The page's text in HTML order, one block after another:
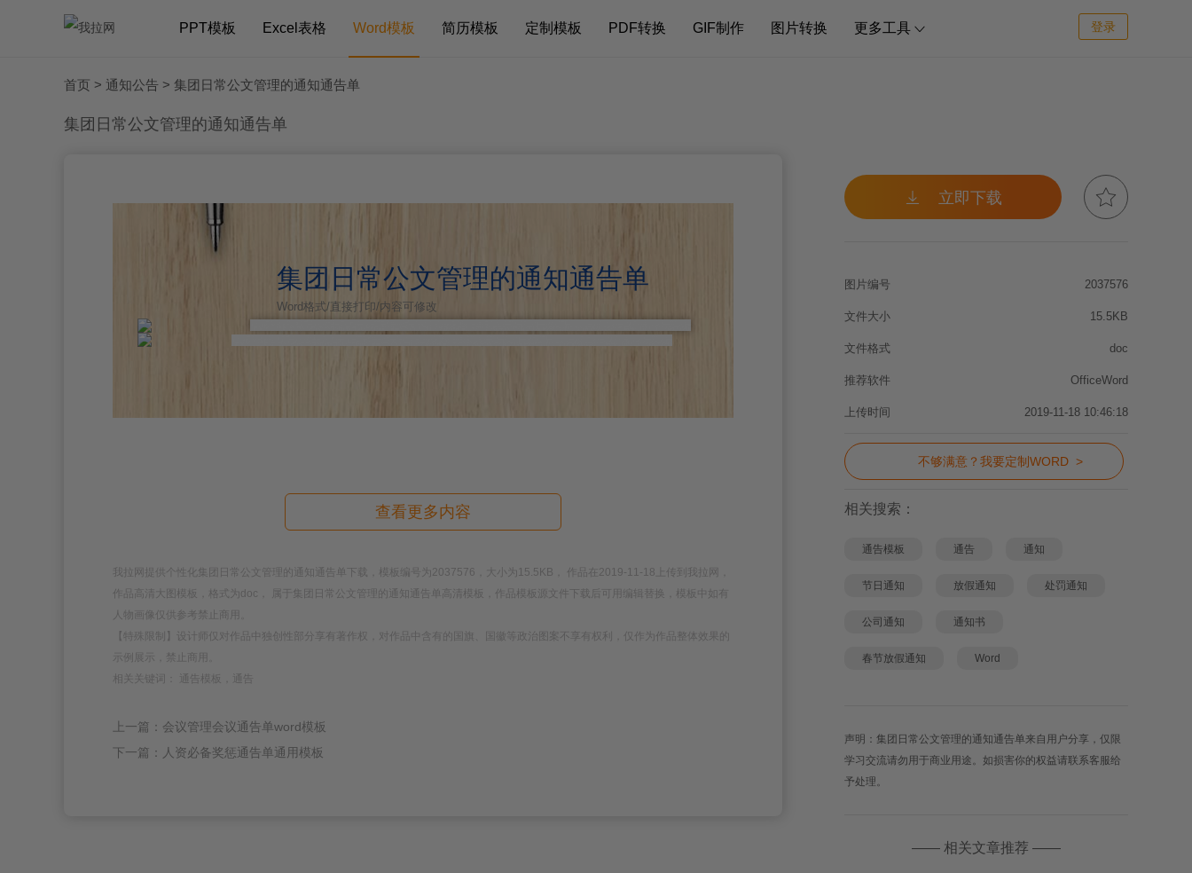
PPT模板 Excel表格 Word模板 简历模板 定制模板 PDF转换 GIF制作 图片转换 更多工具  登录
首页 > 通知公告 > 集团日常公文管理的通知通告单
集团日常公文管理的通知通告单
集团日常公文管理的通知通告单
Word格式/直接打印/内容可修改
查看更多内容
我拉网提供个性化集团日常公文管理的通知通告单下载，模板编号为2037576，大小为15.5KB， 作品在2019-11-18上传到我拉网，
作品高清大图模板，格式为doc， 属于集团日常公文管理的通知通告单高清模板，作品模板源文件下载后可用编辑替换，模板中如有
人物画像仅供参考禁止商用。
【特殊限制】设计师仅对作品中独创性部分享有著作权，对作品中含有的国旗、国徽等政治图案不享有权利，仅作为作品整体效果的
示例展示，禁止商用。
相关关键词： 通告模板，通告
上一篇：会议管理会议通告单word模板
下一篇：人资必备奖惩通告单通用模板
 立即下载 
图片编号 2037576
文件大小 15.5KB
文件格式 doc
推荐软件 OfficeWord
上传时间 2019-11-18 10:46:18
不够满意？我要定制WORD >
相关搜索：
通告模板 通告 通知
节日通知 放假通知 处罚通知
公司通知 通知书
春节放假通知 Word
声明：集团日常公文管理的通知通告单来自用户分享，仅限
学习交流请勿用于商业用途。如损害你的权益请联系客服给
予处理。
—— 相关文章推荐 ——